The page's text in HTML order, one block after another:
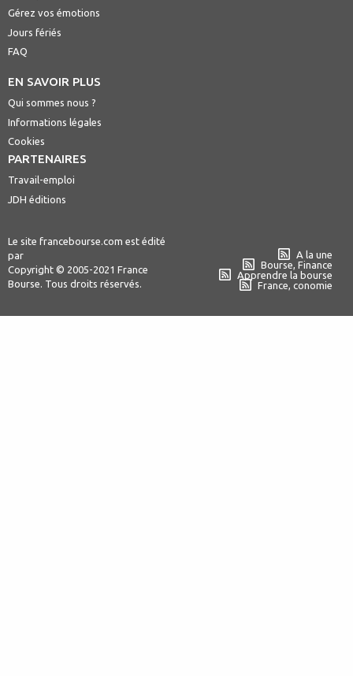
Gérez vos émotions
Jours fériés
FAQ
EN SAVOIR PLUS
Qui sommes nous ?
Informations légales
Cookies
PARTENAIRES
Travail-emploi
JDH éditions
Le site francebourse.com est édité
par
Copyright © 2005-2021 France
Bourse. Tous droits réservés.
A la une
Bourse, Finance
Apprendre la bourse
France, conomie